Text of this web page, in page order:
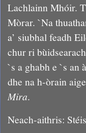
Lachlainn Mhóir.
Mòrar. `Na
a’ siubhal feadh
chur ri
`s a ghabh e `s an
dhe na h-òrain
Mira.
Neach-aithris: